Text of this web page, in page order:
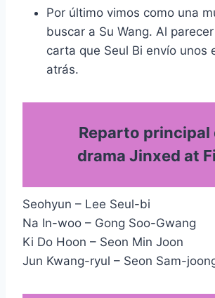
Por último vimos como una
buscar a Su Wang. Al
carta que Seul Bi envío unos
atrás.
Reparto principal
drama Jinxed at
Seohyun – Lee Seul-bi
Na In-woo – Gong Soo-Gwang
Ki Do Hoon – Seon Min Joon
Jun Kwang-ryul – Seon Sam-